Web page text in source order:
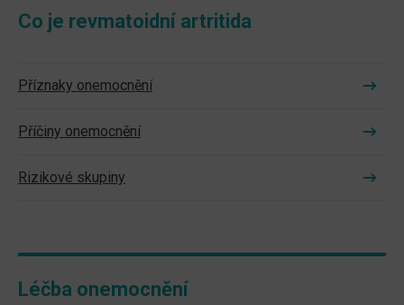
Co je revmatoidní artritida
Příznaky onemocnění
Příčiny onemocnění
Rizikové skupiny
Léčba onemocnění